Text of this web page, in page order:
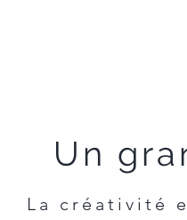
Un
La créativité